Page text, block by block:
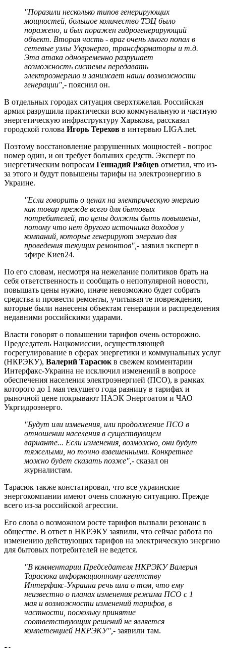
"Поразили несколько типов генерирующих
мощностей, большое количество ТЭЦ было
поражено, и был поражен гидрогенерирующий
объект. Вторая часть - враг очень много попал в
сетевые узлы Укрэнерго, трансформаторы и т.д.
Эта атака одновременно разрушает
возможность системы передавать
электроэнергию и занижает наши возможности
генерации",- пояснил он.
В отдельных городах ситуация сверхтяжелая. Российская
армия разрушила практически всю коммунальную и частную
энергетическую инфраструктуру Харькова, рассказал
городской голова Игорь Терехов в интервью LIGA.net.
Поэтому восстановление разрушенных мощностей - вопрос
номер один, и он требует больших средств. Эксперт по
энергетическим вопросам Геннадий Рябцев отметил, что из-
за этого и будут повышены тарифы на электроэнергию в
Украине.
"Если говорить о ценах на электрическую энергию
как товар прежде всего для бытовых
потребителей, то цены должны быть повышены,
потому что нет другого источника доходов у
компаний, которые генерируют энергию для
проведения текущих ремонтов",- заявил эксперт в
эфире Киев24.
По его словам, несмотря на нежелание политиков брать на
себя ответственность и сообщать о непопулярной новости,
повышать цены нужно, иначе невозможно будет собрать
средства и провести ремонты, учитывая те повреждения,
которые были нанесены объектам генерации и распределения
недавними российскими ударами.
Власти говорят о повышении тарифов очень осторожно.
Председатель Нацкомиссии, осуществляющей
госрегулирование в сферах энергетики и коммунальных услуг
(НКРЭКУ), Валерий Тарасюкв свежем комментарии
Интерфакс-Украина не исключил изменений в вопросе
обеспечения населения электроэнергией (ПСО), в рамках
которого до 1 мая текущего года разницу в тарифах и
рыночной цене покрывают НАЭК Энергоатом и ЧАО
Укргидроэнерго.
"Будут или изменения, или продолжение ПСО в
отношении населения в существующем
варианте... Если изменения, возможно, они будут
тяжелыми, но точно взвешенными. Конкретнее
можно будет сказать позже",- сказал он
журналистам.
Тарасюк также констатировал, что все украинские
энергокомпании имеют очень сложную ситуацию. Прежде
всего из-за российской агрессии.
Его слова о возможном росте тарифов вызвали резонанс в
обществе. В ответ в НКРЭКУ заявили, что сейчас работа по
изменению действующих тарифов на электрическую энергию
для бытовых потребителей не ведется.
"В комментарии Председателя НКРЭКУ Валерия
Тарасюка информационному агентству
Интерфакс-Украина речь шла о том, что ему
неизвестно о планах изменения режима ПСО с 1
мая и возможности изменений тарифов, в
частности, поскольку принятие
соответствующих решений не является
компетенцией НКРЭКУ",- заявили там.